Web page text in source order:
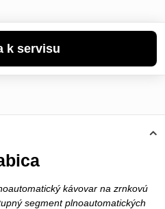
kávovar na zrnkovú
segment plnoautomatických